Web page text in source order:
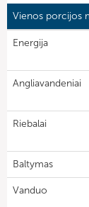
Vienos porcijos
Energija
Angliavandeniai
Riebalai
Baltymas
Vanduo